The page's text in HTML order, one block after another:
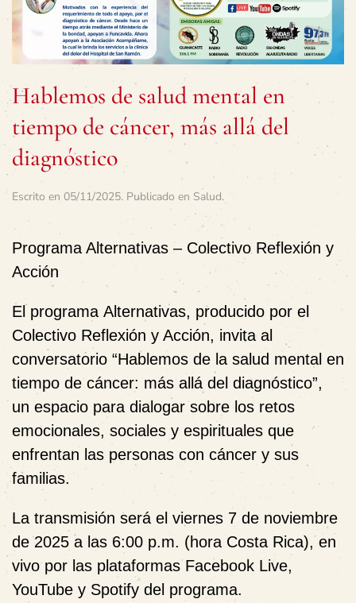
Hablemos de salud mental en
tiempo de cáncer, más allá del
diagnóstico
Escrito en 05/11/2025. Publicado en Salud.
Programa Alternativas – Colectivo Reflexión y
Acción
El programa Alternativas, producido por el
Colectivo Reflexión y Acción, invita al
conversatorio “Hablemos de la salud mental en
tiempo de cáncer: más allá del diagnóstico”,
un espacio para dialogar sobre los retos
emocionales, sociales y espirituales que
enfrentan las personas con cáncer y sus
familias.
La transmisión será el viernes 7 de noviembre
de 2025 a las 6:00 p.m. (hora Costa Rica), en
vivo por las plataformasFacebook Live,
YouTube y Spotify del programa.